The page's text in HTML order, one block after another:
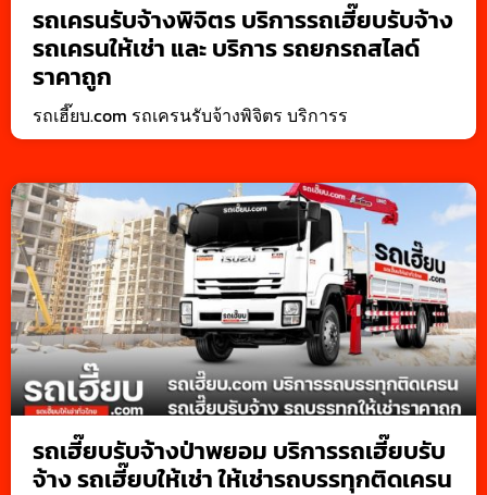
รถเครนรับจ้างพิจิตร บริการรถเฮี๊ยบรับจ้าง
รถเครนให้เช่า และ บริการ รถยกรถสไลด์
ราคาถูก
รถเฮี๊ยบ.com รถเครนรับจ้างพิจิตร บริการร
รถเฮี๊ยบรับจ้างป่าพยอม บริการรถเฮี๊ยบรับ
จ้าง รถเฮี๊ยบให้เช่า ให้เช่ารถบรรทุกติดเครน